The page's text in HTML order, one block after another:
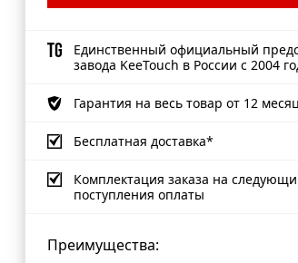
Единственный официальный
завода KeeTouch в России с 2004
Гарантия на весь товар от 12
Бесплатная доставка*
Комплектация заказа на
поступления оплаты
Преимущества: